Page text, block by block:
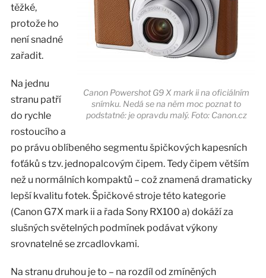
Canon Powershot G9 X mark ii na oficiálním
snímku. Nedá se na něm moc poznat to
podstatné: je opravdu malý. Foto: Canon.cz
těžké,
protože ho
není snadné
zařadit.
Na jednu
stranu patří
do rychle
rostoucího a
po právu oblíbeného segmentu špičkových kapesních
foťáků s tzv. jednopalcovým čipem. Tedy čipem větším
než u normálních kompaktů – což znamená dramaticky
lepší kvalitu fotek. Špičkové stroje této kategorie
(Canon G7X mark ii a řada Sony RX100 a) dokáží za
slušných světelných podmínek podávat výkony
srovnatelné se zrcadlovkami.
Na stranu druhou je to – na rozdíl od zmíněných